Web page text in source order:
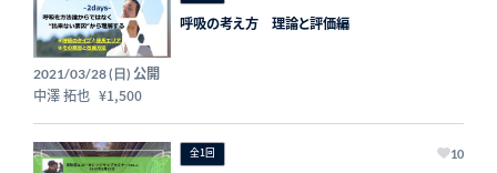
呼吸の考え方 理論と評価編
2021/03/28 (日) 公開
中澤 拓也 ¥1,500
全1回 10